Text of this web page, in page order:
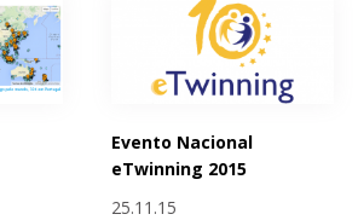
Evento Nacional
eTwinning 2015
25.11.15